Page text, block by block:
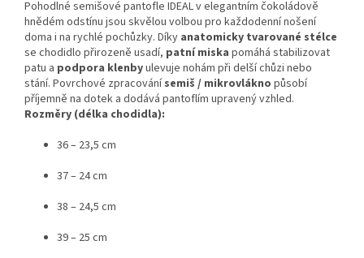
Pohodlné semišové pantofle IDEAL v elegantním čokoládově
hnědém odstínu jsou skvělou volbou pro každodenní nošení
doma i na rychlé pochůzky. Díky anatomicky tvarované stélce
se chodidlo přirozeně usadí, patní miska pomáhá stabilizovat
patu a podpora klenbyulevuje nohám při delší chůzi nebo
stání. Povrchové zpracovánísemiš / mikrovlákno působí
příjemně na dotek a dodává pantoflím upravený vzhled.
Rozměry (délka chodidla):
36 – 23,5 cm
37 – 24 cm
38 – 24,5 cm
39 – 25 cm